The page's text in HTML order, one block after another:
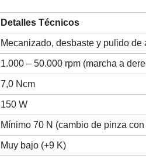
Detalles Técnicos
Mecanizado, desbaste y pulido
1.000 – 50.000 rpm (marcha a
7,0 Ncm
150 W
Mínimo 70 N (cambio de pinza
Muy bajo (+9 K)